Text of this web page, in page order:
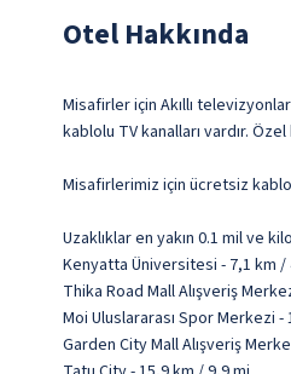
Otel Hakkında
Misafirler için Akıllı
kablolu TV kanalları vardır.
Misafirlerimiz için ücretsiz
Uzaklıklar en yakın 0.1 mil ve
Kenyatta Üniversitesi - 7,1 km /
Thika Road Mall Alışveriş
Moi Uluslararası Spor Merkezi -
Garden City Mall Alışveriş